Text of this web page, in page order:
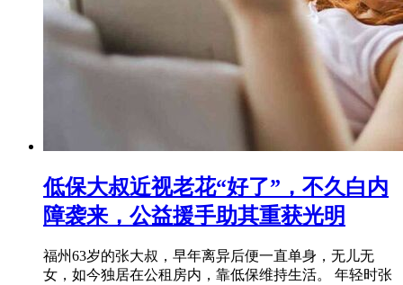
低保大叔近视老花“好了”，不久白内
障袭来，公益援手助其重获光明
福州63岁的张大叔，早年离异后便一直单身，无儿无
女，如今独居在公租房内，靠低保维持生活。 年轻时张